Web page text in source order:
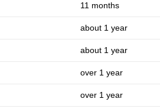
11 months
about 1 year
about 1 year
over 1 year
over 1 year